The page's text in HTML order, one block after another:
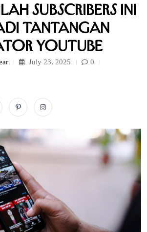
Subscribers Ini
Tantangan
YouTube
July 23, 2025
0